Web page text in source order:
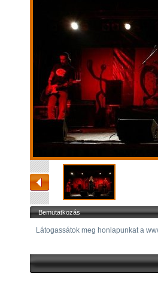
Bemutatkozás
Látogassátok meg honlapunkat a